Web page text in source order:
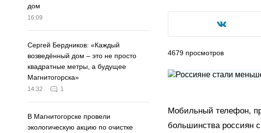
дом
16:09
Сергей Бердников: «Каждый
возведённый дом – это не просто
квадратные метры, а будущее
Магнитогорска»
14:32 1
В Магнитогорске провели
экологическую акцию по очистке
4679 просмотров
Мобильный телефон,
большинства россиян